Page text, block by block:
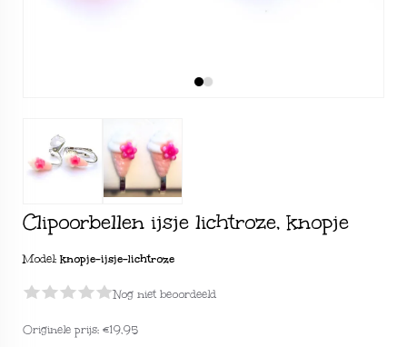
Clipoorbellen ijsje lichtroze, knopje
Model: knopje-ijsje-lichtroze
Nog niet beoordeeld
Originele prijs: €19,95